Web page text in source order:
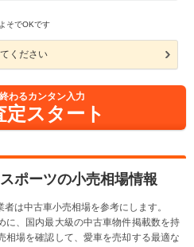
そでOKです
ください
わるカンタン入力
定スタート
ポーツの小売相場情報
は中古車小売相場を参考にします。
に、国内最大級の中古車物件掲載数を持
相場を確認して、愛車を売却する最適な